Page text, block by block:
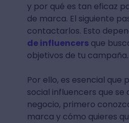
y por qué es tan eficaz
de marca. El siguiente
contactarlos. Esto
de influencersque
objetivos de tu campaña.
Por ello, es esencial que
social influencers que se
negocio, primero
marca y cómo quieres